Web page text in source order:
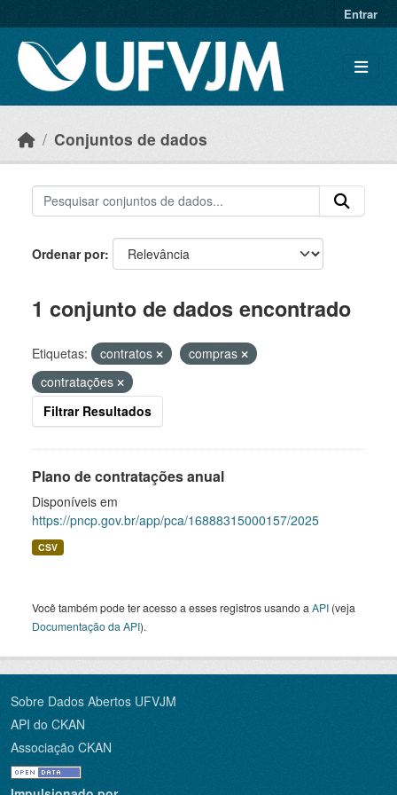
Entrar
Conjuntos de dados
Ordenar por
1 conjunto de dados encontrado
Etiquetas: contratos
compras
contratações
Filtrar Resultados
Plano de contratações anual
Disponíveis em
https://pncp.gov.br/app/pca/16888315000157/2025
CSV
Você também pode ter acesso a esses registros usando a API (veja
Documentação da API).
Sobre Dados Abertos UFVJM
API do CKAN
Associação CKAN